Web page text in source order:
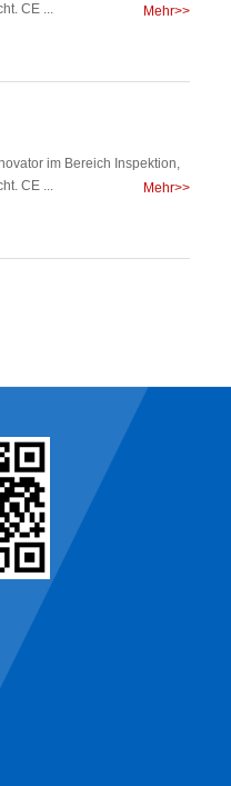
CE ...
Mehr>>
im Bereich Inspektion,
CE ...
Mehr>>